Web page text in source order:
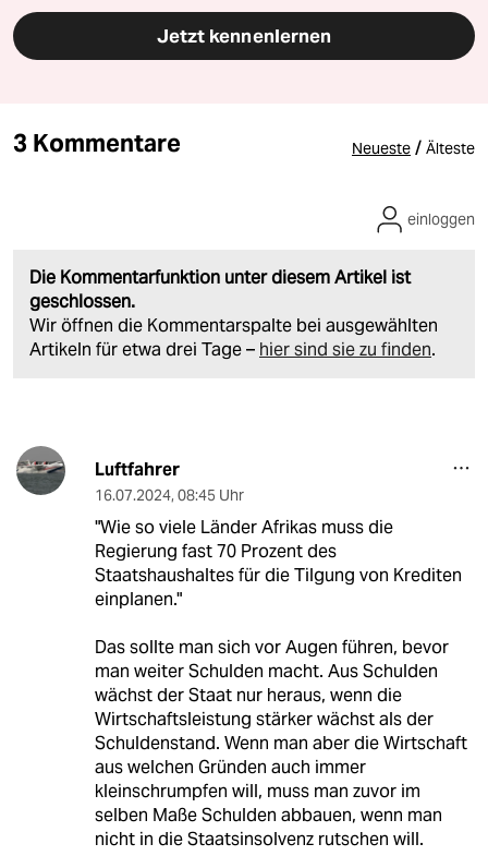
Jetzt kennenlernen
3 Kommentare Neueste / Älteste
Die Kommentarfunktion unter diesem Artikel ist
geschlossen.
Wir öffnen die Kommentarspalte bei ausgewählten
Artikeln für etwa drei Tage – hier sind sie zu finden.
einloggen
Luftfahrer
16.07.2024, 08:45 Uhr
"Wie so viele Länder Afrikas muss die
Regierung fast 70 Prozent des
Staatshaushaltes für die Tilgung von Krediten
einplanen."
Das sollte man sich vor Augen führen, bevor
man weiter Schulden macht. Aus Schulden
wächst der Staat nur heraus, wenn die
Wirtschaftsleistung stärker wächst als der
Schuldenstand. Wenn man aber die Wirtschaft
aus welchen Gründen auch immer
kleinschrumpfen will, muss man zuvor im
selben Maße Schulden abbauen, wenn man
nicht in die Staatsinsolvenz rutschen will.